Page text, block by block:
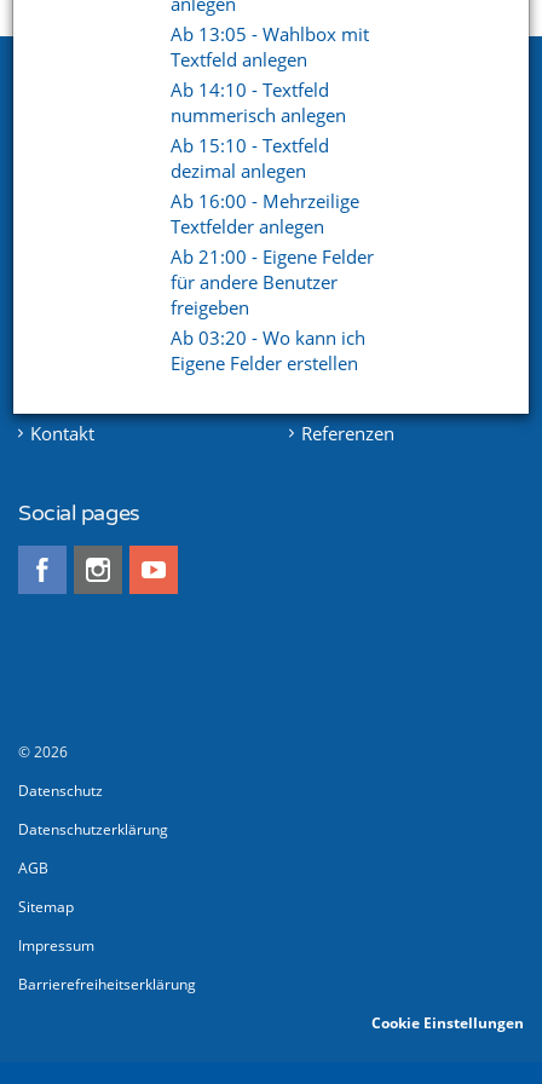
Ab 13:05 - Wahlbox mit
Textfeld anlegen
Ab 14:10 - Textfeld
nummerisch anlegen
Ab 15:10 - Textfeld
dezimal anlegen
Ab 16:00 - Mehrzeilige
Textfelder anlegen
Ab 21:00 - Eigene Felder
für andere Benutzer
freigeben
Ab 03:20 - Wo kann ich
Eigene Felder erstellen
84307 Eggenfelden
Telefon. +49 (0) 8721 / 50648-89
Vereinsverwaltung
Mitgliederverwaltung
Kontakt
Referenzen
Social pages
© 2026
Datenschutz
Datenschutzerklärung
AGB
Sitemap
Impressum
Barrierefreiheitserklärung
Cookie Einstellungen